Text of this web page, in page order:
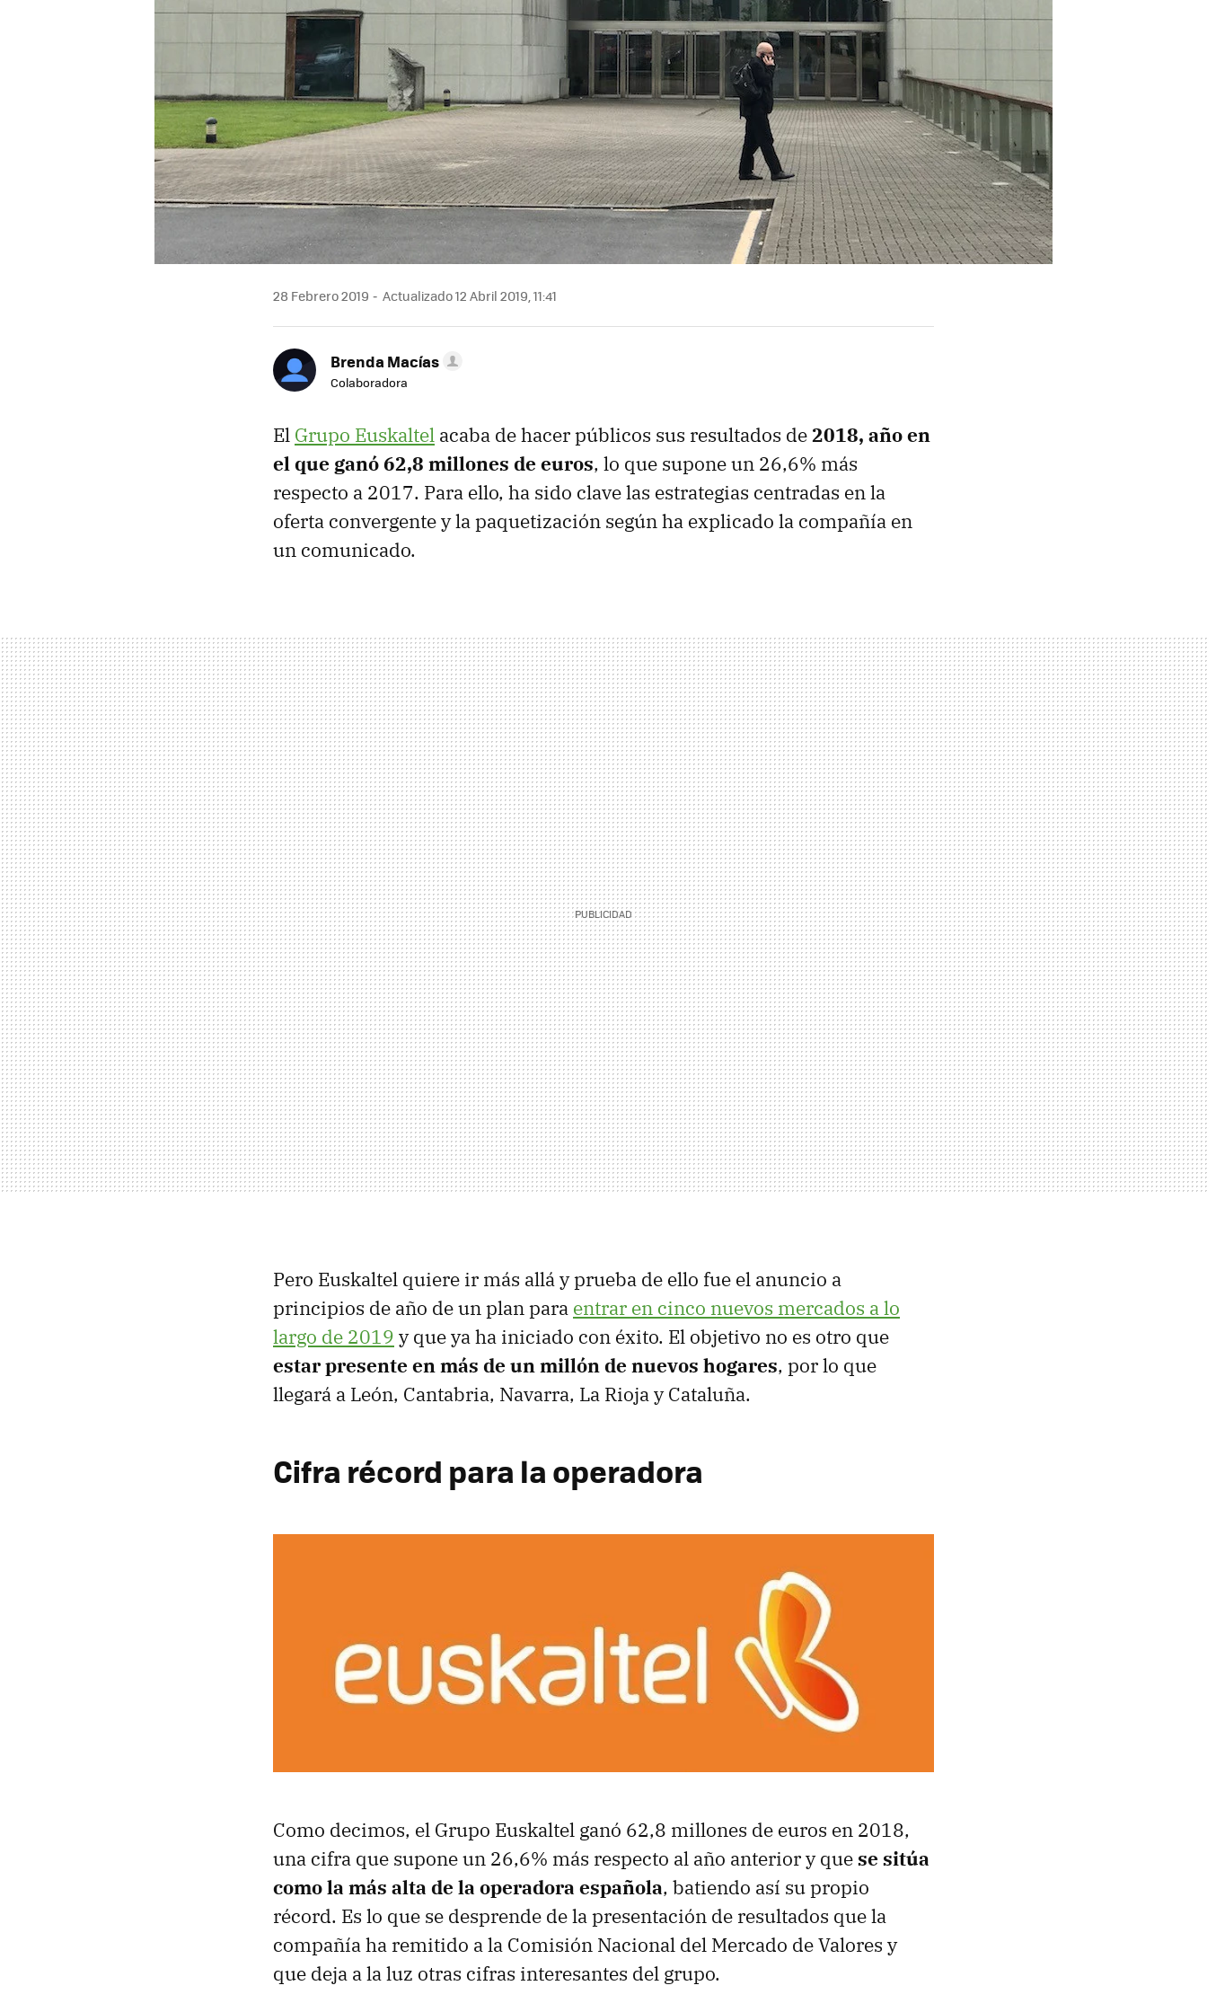
28 Febrero 2019 Actualizado 12 Abril 2019, 11:41
Brenda Macías
Colaboradora
El Grupo Euskaltel acaba de hacer públicos sus resultados de2018, año en
el que ganó 62,8 millones de euros, lo que supone un 26,6% más
respecto a 2017. Para ello, ha sido clave las estrategias centradas en la
oferta convergente y la paquetización según ha explicado la compañía en
un comunicado.
Pero Euskaltel quiere ir más allá y prueba de ello fue el anuncio a
principios de año de un plan para entrar en cinco nuevos mercados a lo
largo de 2019 y que ya ha iniciado con éxito. El objetivo no es otro que
estar presente en más de un millón de nuevos hogares, por lo que
llegará a León, Cantabria, Navarra, La Rioja y Cataluña.
Cifra récord para la operadora
Como decimos, el Grupo Euskaltel ganó 62,8 millones de euros en 2018,
una cifra que supone un 26,6% más respecto al año anterior y quese sitúa
como la más alta de la operadora española, batiendo así su propio
récord. Es lo que se desprende de la presentación de resultados que la
compañía ha remitido a la Comisión Nacional del Mercado de Valores y
que deja a la luz otras cifras interesantes del grupo.